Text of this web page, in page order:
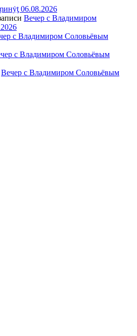
06.08.2026
Вечер с Владимиром
с Владимиром Соловьёвым
с Владимиром Соловьёвым
Вечер с Владимиром Соловьёвым